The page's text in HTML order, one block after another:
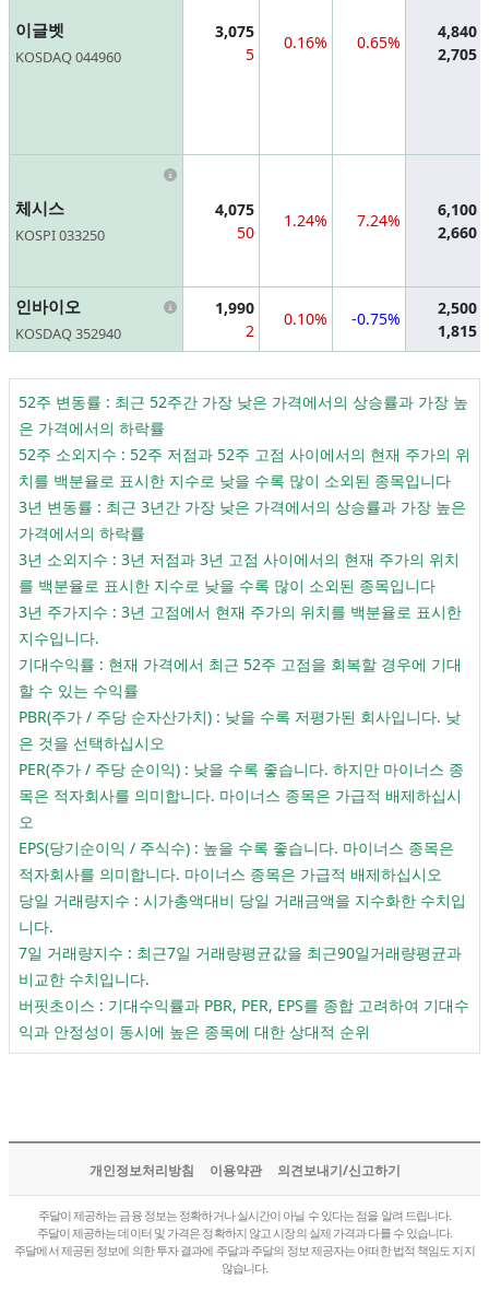
이글벳
KOSDAQ 044960
3,075
5
0.16% 0.65%
4,840
2,705
체시스
KOSPI 033250
Information
4,075
50
1.24% 7.24%
6,100
2,660
인바이오
KOSDAQ 352940
Information
1,990
2
0.10% -0.75%
2,500
1,815
52주 변동률 : 최근 52주간 가장 낮은 가격에서의 상승률과 가장 높
은 가격에서의 하락률
52주 소외지수 : 52주 저점과 52주 고점 사이에서의 현재 주가의 위
치를 백분율로 표시한 지수로 낮을 수록 많이 소외된 종목입니다
3년 변동률 : 최근 3년간 가장 낮은 가격에서의 상승률과 가장 높은
가격에서의 하락률
3년 소외지수 : 3년 저점과 3년 고점 사이에서의 현재 주가의 위치
를 백분율로 표시한 지수로 낮을 수록 많이 소외된 종목입니다
3년 주가지수 : 3년 고점에서 현재 주가의 위치를 백분율로 표시한
지수입니다.
기대수익률 : 현재 가격에서 최근 52주 고점을 회복할 경우에 기대
할 수 있는 수익률
PBR(주가 / 주당 순자산가치) : 낮을 수록 저평가된 회사입니다. 낮
은 것을 선택하십시오
PER(주가 / 주당 순이익) : 낮을 수록 좋습니다. 하지만 마이너스 종
목은 적자회사를 의미합니다. 마이너스 종목은 가급적 배제하십시
오
EPS(당기순이익 / 주식수) : 높을 수록 좋습니다. 마이너스 종목은
적자회사를 의미합니다. 마이너스 종목은 가급적 배제하십시오
당일 거래량지수 : 시가총액대비 당일 거래금액을 지수화한 수치입
니다.
7일 거래량지수 : 최근7일 거래량평균값을 최근90일거래량평균과
비교한 수치입니다.
버핏초이스 : 기대수익률과 PBR, PER, EPS를 종합 고려하여 기대수
익과 안정성이 동시에 높은 종목에 대한 상대적 순위
개인정보처리방침 이용약관 의견보내기/신고하기
주달이 제공하는 금융 정보는 정확하거나 실시간이 아닐 수 있다는 점을 알려 드립니다.
주달이 제공하는 데이터 및 가격은 정확하지 않고 시장의 실제 가격과 다를 수 있습니다.
주달에서 제공된 정보에 의한 투자 결과에 주달과 주달의 정보 제공자는 어떠한 법적 책임도 지지
않습니다.